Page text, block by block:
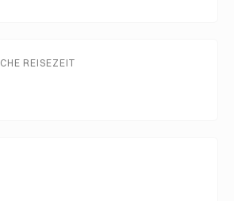
REISEZEIT